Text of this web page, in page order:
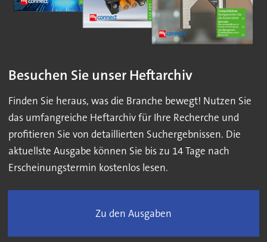
Besuchen Sie unser Heftarchiv
Finden Sie heraus, was die Branche bewegt! Nutzen Sie
das umfangreiche Heftarchiv für Ihre Recherche und
profitieren Sie von detaillierten Suchergebnissen. Die
aktuellste Ausgabe können Sie bis zu 14 Tage nach
Erscheinungstermin kostenlos lesen.
Zu den Ausgaben